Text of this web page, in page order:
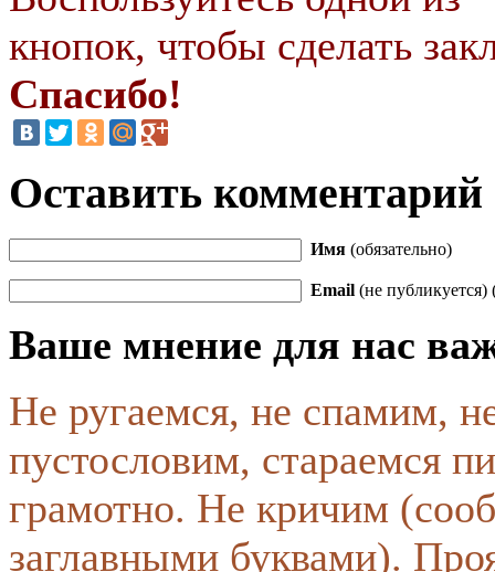
кнопок, чтобы сделать
Спасибо!
Оставить комментарий
Имя (обязательно)
Email (не публикуется)
Ваше мнение для нас
Не ругаемся, не спамим,
пустословим, стараемся
грамотно. Не кричим
заглавными буквами).